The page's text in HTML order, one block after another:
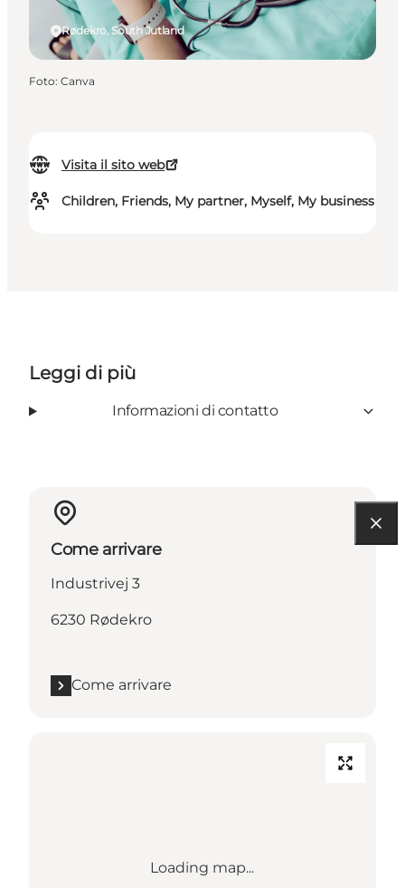
Visita il sito web
Children, Friends, My partner, Myself, My business
Rødekro, South Jutland
Foto: Canva
Leggi di più
Informazioni di contatto
Come arrivare
Industrivej 3
6230 Rødekro
Come arrivare
Loading map...